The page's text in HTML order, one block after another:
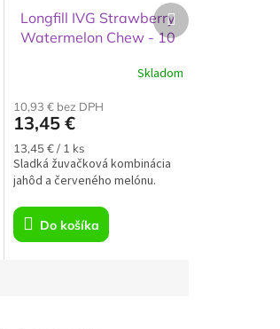
Longfill IVG Strawberry
Watermelon Chew - 10
Skladom
10,93 € bez DPH
13,45 €
Jednotková
cena:
13,45 € / 1 ks
Do košíka
Sladká žuvačková kombinácia
jahôd a červeného melónu.
Ďalší
produkt